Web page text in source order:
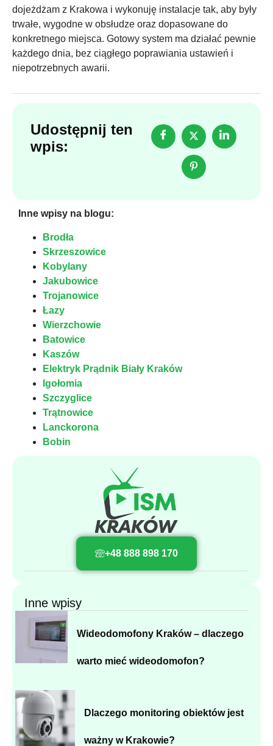
dojeżdżam z Krakowa i wykonuję instalacje tak, aby były
trwałe, wygodne w obsłudze oraz dopasowane do
konkretnego miejsca. Gotowy system ma działać pewnie
każdego dnia, bez ciągłego poprawiania ustawień i
niepotrzebnych awarii.
Udostępnij ten
wpis:
Inne wpisy na blogu:
Brodła
Skrzeszowice
Kobylany
Jakubowice
Trojanowice
Łazy
Wierzchowie
Batowice
Kaszów
Elektryk Prądnik Biały Kraków
Igołomia
Szczyglice
Trątnowice
Lanckorona
Bobin
+48 888 898 170
Inne wpisy
Wideodomofony Kraków – dlaczego
warto mieć wideodomofon?
Dlaczego monitoring obiektów jest
ważny w Krakowie?